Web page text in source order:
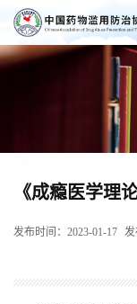
《成瘾医学理
发布时间：2023-01-17